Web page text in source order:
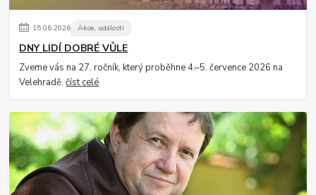
15.06.2026 Akce, události
DNY LIDÍ DOBRÉ VŮLE
Zveme vás na 27. ročník, který proběhne 4.–5. července 2026 na
Velehradě.číst celé